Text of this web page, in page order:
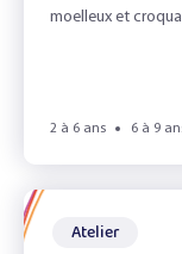
moelleux et
2 à 6 ans 6 à 9
Atelier